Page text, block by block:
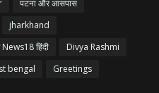
पटना और आसपास
jharkhand
हिंदी
Divya Rashmi
bengal Greetings